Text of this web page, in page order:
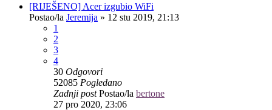
[RIJEŠENO] Acer izgubio WiFi
Postao/la Jeremija » 12 stu 2019, 21:13
1
2
3
4
30 Odgovori
52085 Pogledano
Zadnji postPostao/la bertone
27 pro 2020, 23:06